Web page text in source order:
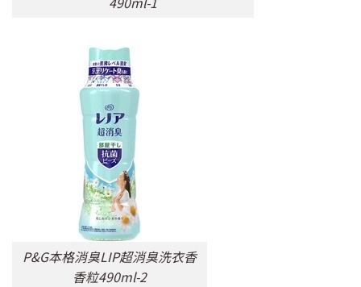
P&G本格消臭LIP超消臭洗衣香
香粒490ml-2